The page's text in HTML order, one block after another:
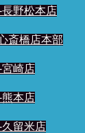
野松本店
斎橋店本部
崎店
本店
留米店